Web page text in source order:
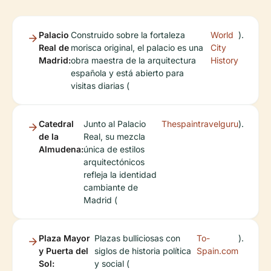
Palacio
Real de
Madrid:
Construido sobre la fortaleza
morisca original, el palacio es una
obra maestra de la arquitectura
española y está abierto para
visitas diarias (
World
City
History
).
Catedral
de la
Almudena:
Junto al Palacio
Real, su mezcla
única de estilos
arquitectónicos
refleja la identidad
cambiante de
Madrid (
Thespaintravelguru).
Plaza Mayor
y Puerta del
Sol:
Plazas bulliciosas con
siglos de historia política
y social (
To-
Spain.com
).